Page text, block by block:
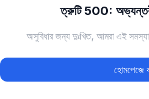
ত্রুটি 500:
অসুবিধার জন্য দুঃখিত, আমরা এই
হোমপেজে